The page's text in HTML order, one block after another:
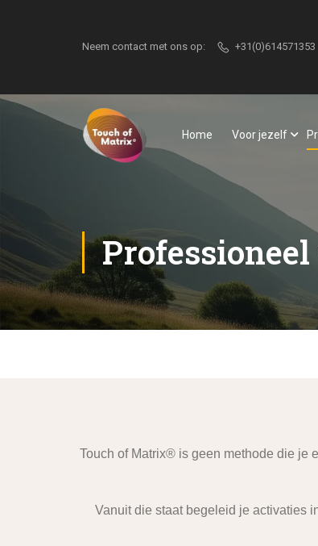
Neem contact met ons op: +31(0)614571353
Home Voor jezelf
Touch of Matrix® is geen methode die je
Vanuit die staat begeleid je activaties